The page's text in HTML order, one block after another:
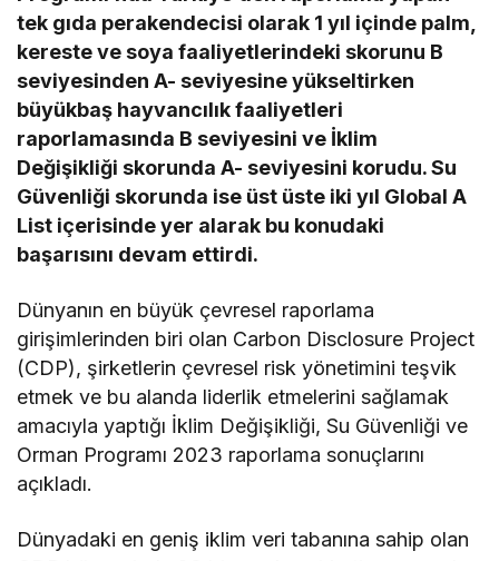
tek gıda perakendecisi olarak 1 yıl içinde palm,
kereste ve soya faaliyetlerindeki skorunu B
seviyesinden A- seviyesine yükseltirken
büyükbaş hayvancılık faaliyetleri
raporlamasında B seviyesini ve İklim
Değişikliği skorunda A- seviyesini korudu. Su
Güvenliği skorunda ise üst üste iki yıl Global A
List içerisinde yer alarak bu konudaki
başarısını devam ettirdi.
Dünyanın en büyük çevresel raporlama
girişimlerinden biri olan Carbon Disclosure Project
(CDP), şirketlerin çevresel risk yönetimini teşvik
etmek ve bu alanda liderlik etmelerini sağlamak
amacıyla yaptığı İklim Değişikliği, Su Güvenliği ve
Orman Programı 2023 raporlama sonuçlarını
açıkladı.
Dünyadaki en geniş iklim veri tabanına sahip olan